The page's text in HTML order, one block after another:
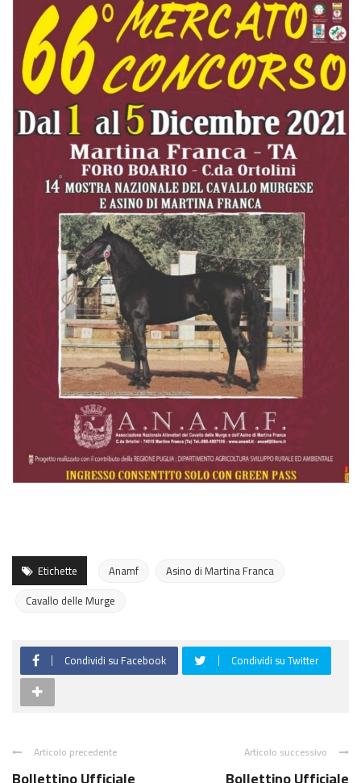
Etichette Anamf
Asino di Martina Franca
Cavallo delle Murge
Condividi su Facebook Condividi su Twitter
Articolo precedente Articolo successivo